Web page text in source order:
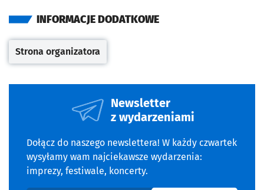
INFORMACJE DODATKOWE
Otwiera się w nowej karcie
Strona organizatora
Newsletter
z wydarzeniami
Dołącz do naszego newslettera! W każdy czwartek
wysyłamy wam najciekawsze wydarzenia:
imprezy, festiwale, koncerty.